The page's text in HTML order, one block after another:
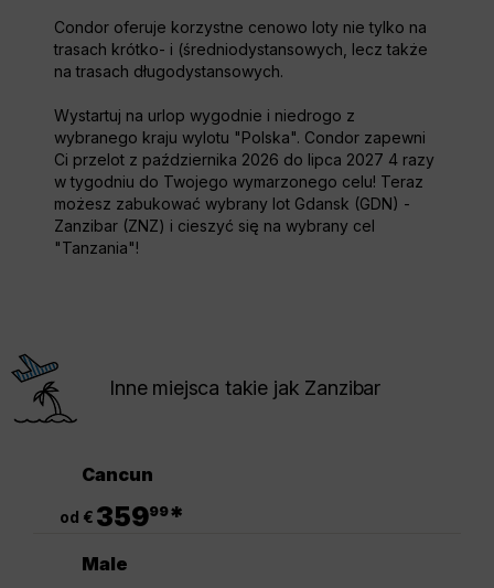
Condor oferuje korzystne cenowo loty nie tylko na
trasach krótko- i (średniodystansowych, lecz także
na trasach długodystansowych.
Wystartuj na urlop wygodnie i niedrogo z
wybranego kraju wylotu "Polska". Condor zapewni
Ci przelot z października 2026 do lipca 2027 4 razy
w tygodniu do Twojego wymarzonego celu! Teraz
możesz zabukować wybrany lot Gdansk (GDN) -
Zanzibar (ZNZ) i cieszyć się na wybrany cel
"Tanzania"!
Inne miejsca takie jak Zanzibar
Cancun
od € 35999*
Male